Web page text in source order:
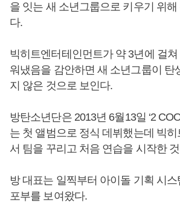
을 잇는 새 소년그룹으로 키우기 위해
다.
빅히트엔터테인먼트가 약 3년에 걸쳐
워냈음을 감안하면 새 소년그룹이 탄
지 않은 것으로 보인다.
방탄소년단은 2013년 6월13일 ‘2
는 첫 앨범으로 정식 데뷔했는데 빅히
서 팀을 꾸리고 처음 연습을 시작한
방 대표는 일찍부터 아이돌 기획 시
포부를 보여왔다.